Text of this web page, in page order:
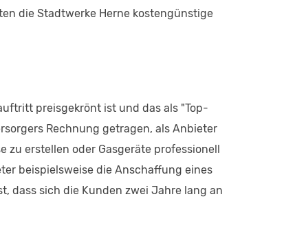
die Stadtwerke Herne kostengünstige
preisgekrönt ist und das als "Top-
Rechnung getragen, als Anbieter
zu erstellen oder Gasgeräte professionell
beispielsweise die Anschaffung eines
dass sich die Kunden zwei Jahre lang an